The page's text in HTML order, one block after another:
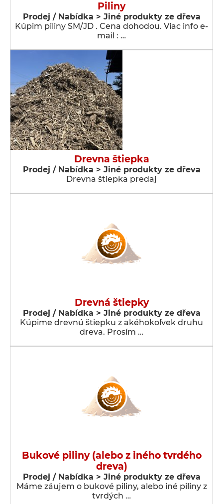
Piliny
Prodej / Nabídka > Jiné produkty ze dřeva
Kúpim piliny SM/JD . Cena dohodou. Viac info e-
mail : …
Drevna štiepka
Prodej / Nabídka > Jiné produkty ze dřeva
Drevna štiepka predaj
Drevná štiepky
Prodej / Nabídka > Jiné produkty ze dřeva
Kúpime drevnú štiepku z akéhokoľvek druhu
dreva. Prosím …
Bukové piliny (alebo z iného tvrdého
dreva)
Prodej / Nabídka > Jiné produkty ze dřeva
Máme záujem o bukové piliny, alebo iné piliny z
tvrdých …